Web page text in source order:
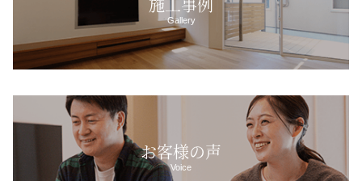
Gallery
お客様の声
Voice